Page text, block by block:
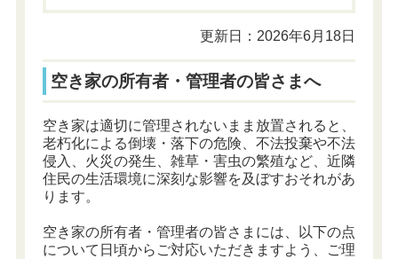
更新日：2026年6月18日
空き家の所有者・管理者の皆さまへ
空き家は適切に管理されないまま放置されると、
老朽化による倒壊・落下の危険、不法投棄や不法
侵入、火災の発生、雑草・害虫の繁殖など、近隣
住民の生活環境に深刻な影響を及ぼすおそれがあ
ります。
空き家の所有者・管理者の皆さまには、以下の点
について日頃からご対応いただきますよう、ご理